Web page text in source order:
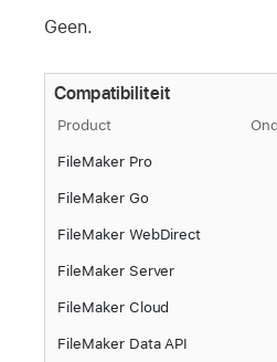
Geen.
Compatibiliteit
Product
FileMaker Pro
FileMaker Go
FileMaker WebDirect
FileMaker Server
FileMaker Cloud
FileMaker Data API